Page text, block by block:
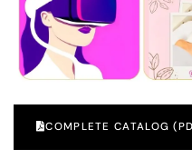
COMPLETE CATALOG